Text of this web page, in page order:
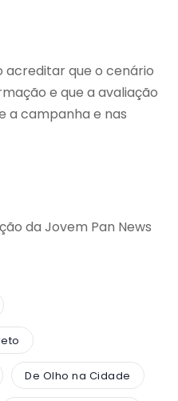
acreditar que o cenário
e que a avaliação
a campanha e nas
da Jovem Pan News
De Olho na Cidade